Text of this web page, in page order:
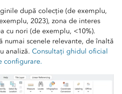
după colecție (de exemplu,
2023), zona de interes
cu nori (de exemplu, <10%).
numai scenele relevante, de înaltă
analiză. Consultați ghidul oficial
configurare.